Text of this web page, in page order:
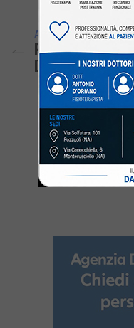
ARTICOLO
POZZUOLI/ Un
Della
POZZUOLI/